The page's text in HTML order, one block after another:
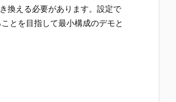
換える必要があります。設定で
とを目指して最小構成のデモと